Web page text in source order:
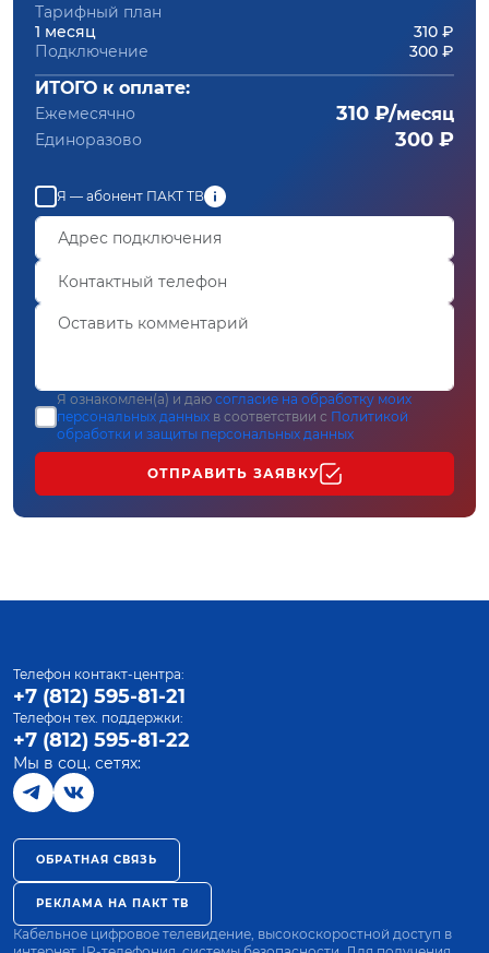
Тарифный план
1 месяц
310 ₽
Подключение
300 ₽
ИТОГО к оплате:
Ежемесячно 310 ₽/месяц
Единоразово 300 ₽
Я — абонент ПАКТ ТВ
Я ознакомлен(а) и даю согласие на обработку моих
персональных данных в соответствии с Политикой
обработки и защиты персональных данных
ОТПРАВИТЬ ЗАЯВКУ
Телефон контакт-центра:
+7 (812) 595-81-21
Телефон тех. поддержки:
+7 (812) 595-81-22
Мы в соц. сетях:
ОБРАТНАЯ СВЯЗЬ
РЕКЛАМА НА ПАКТ ТВ
Кабельное цифровое телевидение, высокоскоростной доступ в